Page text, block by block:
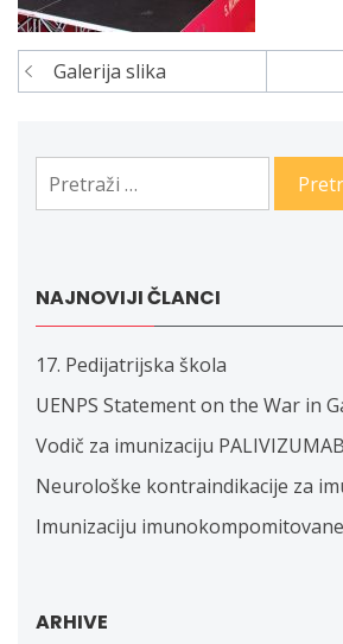
Navigacija
Galerija slika
Pretraga:
NAJNOVIJI ČLANCI
17. Pedijatrijska škola
UENPS Statement on the War in
Vodič za imunizaciju
Neurološke kontraindikacije za
Imunizaciju
ARHIVE